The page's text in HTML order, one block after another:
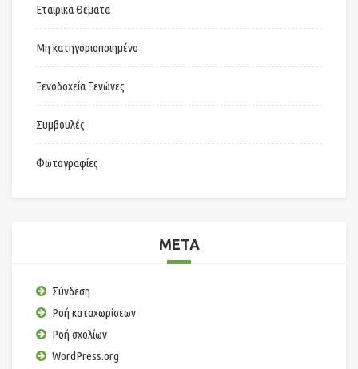
Εταιρικα Θεματα
Μη κατηγοριοποιημένο
Ξενοδοχεία Ξενώνες
Συμβουλές
Φωτογραφίες
META
Σύνδεση
Ροή καταχωρίσεων
Ροή σχολίων
WordPress.org